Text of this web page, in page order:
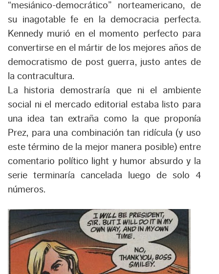
“mesiánico-democrático” norteamericano, de
su inagotable fe en la democracia perfecta.
Kennedy murió en el momento perfecto para
convertirse en el mártir de los mejores años de
democratismo de post guerra, justo antes de
la contracultura.
La historia demostraría que ni el ambiente
social ni el mercado editorial estaba listo para
una idea tan extraña como la que proponía
Prez, para una combinación tan ridícula (y uso
este término de la mejor manera posible) entre
comentario político light y humor absurdo y la
serie terminaría cancelada luego de solo 4
números.